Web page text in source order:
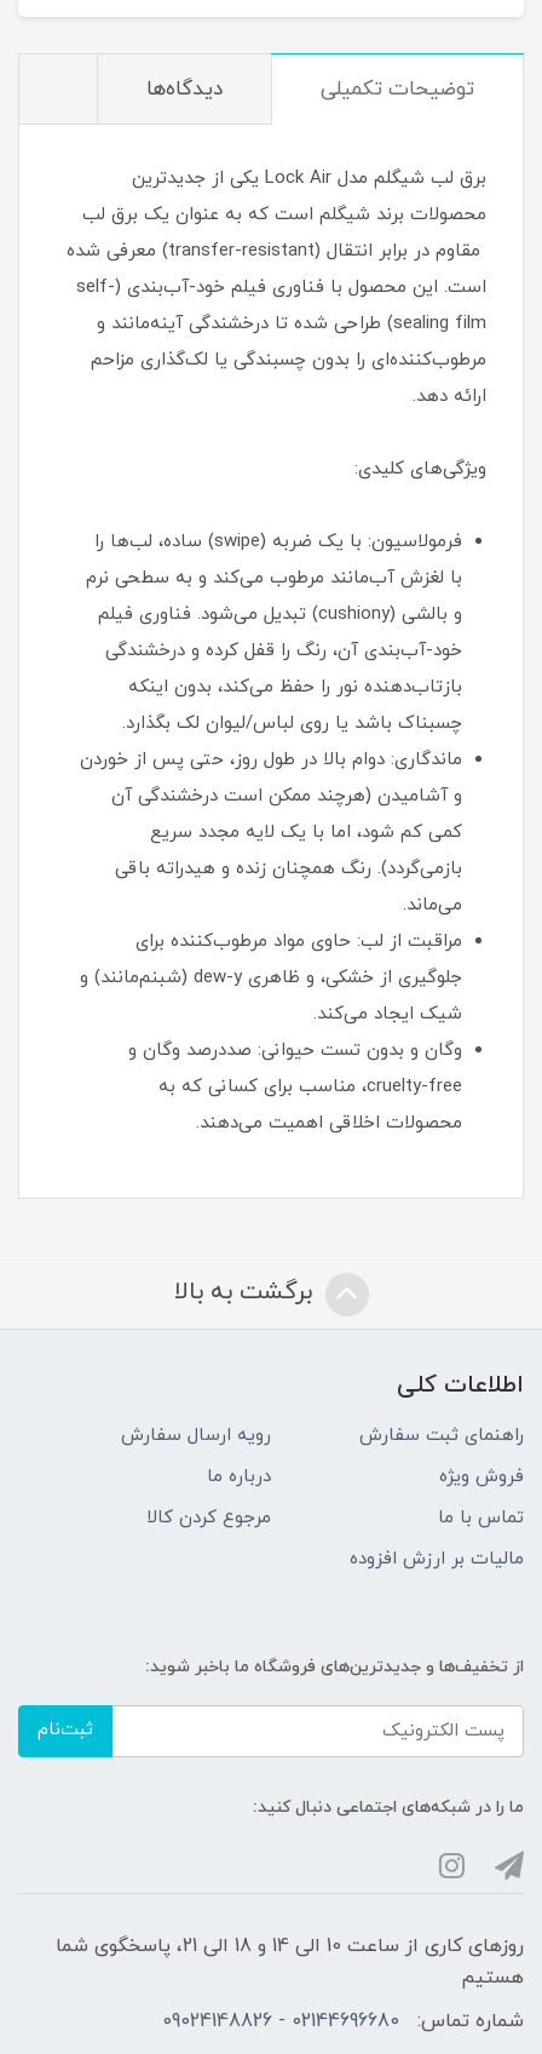
توضیحات تکمیلی دیدگاه‌ها
برق لب شیگلم مدل Lock Air یکی از جدیدترین
محصولات برند شیگلم است که به عنوان یک برق لب
مقاوم در برابر انتقال (transfer-resistant) معرفی شده
است. این محصول با فناوری فیلم خود-آب‌بندی (self-
sealing film) طراحی شده تا درخشندگی آینه‌مانند و
مرطوب‌کننده‌ای را بدون چسبندگی یا لک‌گذاری مزاحم
ارائه دهد.
ویژگی‌های کلیدی:
فرمولاسیون: با یک ضربه (swipe) ساده، لب‌ها را
با لغزش آب‌مانند مرطوب می‌کند و به سطحی نرم
و بالشی (cushiony) تبدیل می‌شود. فناوری فیلم
خود-آب‌بندی آن، رنگ را قفل کرده و درخشندگی
بازتاب‌دهنده نور را حفظ می‌کند، بدون اینکه
چسبناک باشد یا روی لباس/لیوان لک بگذارد.
ماندگاری: دوام بالا در طول روز، حتی پس از خوردن
و آشامیدن (هرچند ممکن است درخشندگی آن
کمی کم شود، اما با یک لایه مجدد سریع
بازمی‌گردد). رنگ همچنان زنده و هیدراته باقی
می‌ماند.
مراقبت از لب: حاوی مواد مرطوب‌کننده برای
جلوگیری از خشکی، و ظاهری dew-y (شبنم‌مانند) و
شیک ایجاد می‌کند.
وگان و بدون تست حیوانی: صددرصد وگان و
cruelty-free، مناسب برای کسانی که به
محصولات اخلاقی اهمیت می‌دهند.
برگشت به بالا
اطلاعات کلی
راهنمای ثبت سفارش
رویه ارسال سفارش
فروش ویژه
درباره ما
تماس با ما
مرجوع کردن کالا
مالیات بر ارزش افزوده
از تخفیف‌ها و جدیدترین‌های فروشگاه ما باخبر شوید:
ثبت‌نام
ما را در شبکه‌های اجتماعی دنبال کنید:
روزهای کاری از ساعت 10 الی 14 و 18 الی 21، پاسخگوی شما
هستیم
شماره تماس:
02144696680 - 09024148826